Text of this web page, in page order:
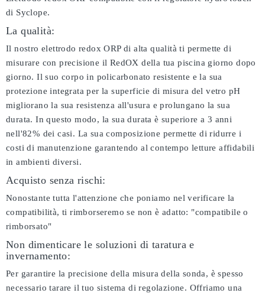
di Syclope.
La qualità:
Il nostro elettrodo redox ORP di alta qualità ti permette di
misurare con precisione il RedOX della tua piscina giorno dopo
giorno. Il suo corpo in policarbonato resistente e la sua
protezione integrata per la superficie di misura del vetro pH
migliorano la sua resistenza all'usura e prolungano la sua
durata. In questo modo, la sua durata è superiore a 3 anni
nell'82% dei casi. La sua composizione permette di ridurre i
costi di manutenzione garantendo al contempo letture affidabili
in ambienti diversi.
Acquisto senza rischi:
Nonostante tutta l'attenzione che poniamo nel verificare la
compatibilità, ti rimborseremo se non è adatto: "compatibile o
rimborsato"
Non dimenticare le soluzioni di taratura e
invernamento:
Per garantire la precisione della misura della sonda, è spesso
necessario tarare il tuo sistema di regolazione. Offriamo una